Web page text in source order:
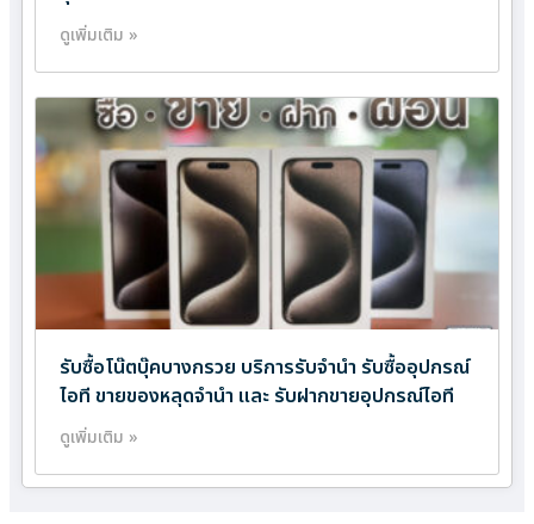
ดูเพิ่มเติม »
รับซื้อโน๊ตบุ๊คบางกรวย บริการรับจำนำ รับซื้ออุปกรณ์
ไอที ขายของหลุดจำนำ และ รับฝากขายอุปกรณ์ไอที
ดูเพิ่มเติม »